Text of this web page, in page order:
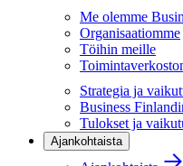
Me olemme
Organisaatiomme
Töihin meille
Strategia ja
Business
Tulokset ja
Ajankohtaista